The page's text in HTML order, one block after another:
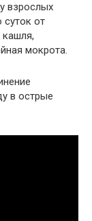
взрослых
от
кашля,
мокрота.
в острые